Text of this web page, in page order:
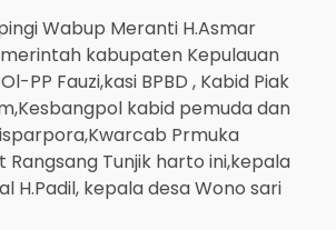
Wabup Meranti H.Asmar
kabupaten Kepulauan
PP Fauzi,kasi BPBD , Kabid Piak
kabid pemuda dan
Prmuka
Rangsang Tunjik harto ini,kepala
H.Padil, kepala desa Wono sari